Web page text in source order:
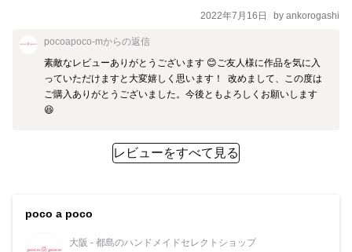
2022年7月16日 by ankorogashi
pocoapoco-mからの返信
素敵なレビューありがとうございます 😊ご友人様に作品を気に入
っていただけますと大変嬉しく思います！  改めまして、この度は
ご購入ありがとうございました。今後ともよろしくお願いします
😆
レビューをすべて見る
poco a poco
大阪 - 都島のハンドメイドセレクトショップ